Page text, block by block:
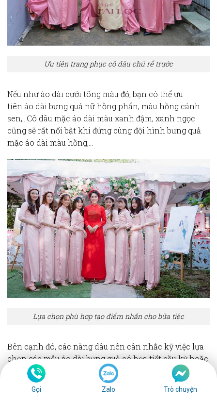
Ưu tiên trang phục cô dâu chú rể trước
Nếu như áo dài cưới tông màu đỏ, bạn có thể ưu
tiên áo dài bưng quả nữ hồngphấn, màu hồng cánh
sen,…Cô dâu mặc áo dài màu xanh đậm, xanh ngọc
cũng sẽ rất nổi bật khi đứng cùng đội hình bưng quả
mặc áo dài màu hồng,…
Lựa chọn phù hợp tạo điểm nhấn cho bữa tiệc
Bên cạnh đó, các nàng dâu nên cân nhắc kỹ việc lựa
chọn các mẫu áo dài bưng quả có họa tiết cầu kỳ hoặc
quá nổi bật hơn so với áo dài cưới.
Top các mẫu
áo dài bưng quả màu
Gọi Zalo Trò chuyện